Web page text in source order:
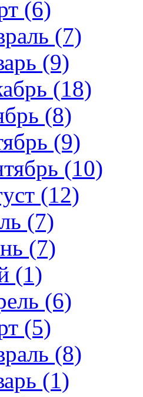
(6)
(7)
(9)
(18)
(8)
(9)
(10)
(12)
(7)
(7)
(1)
(6)
(5)
(8)
(1)